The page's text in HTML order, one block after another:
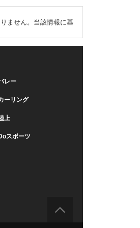
ません。当該情報に基
レー
ーリング
上
スポーツ